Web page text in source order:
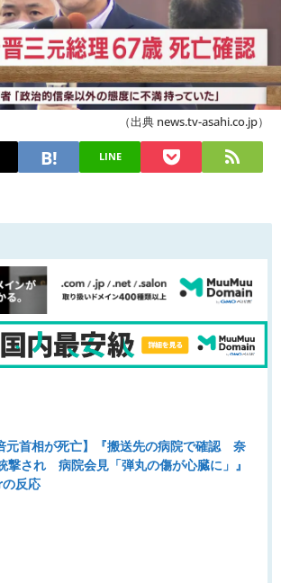
（出典 news.tv-asahi.co.jp）
LINE
元首相が死亡】『搬送先の病院で確認 奈
撃され 病院会見「弾丸の傷が心臓に」』
反応